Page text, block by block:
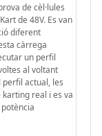
de cèl·lules
de 48V. Es van
diferent
càrrega
un perfil
al voltant
actual, les
karting real i es va